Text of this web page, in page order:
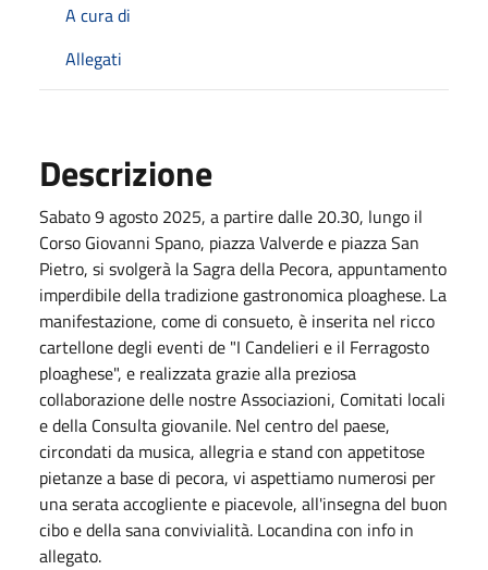
A cura di
Allegati
Descrizione
Sabato 9 agosto 2025, a partire dalle 20.30, lungo il
Corso Giovanni Spano, piazza Valverde e piazza San
Pietro, si svolgerà la Sagra della Pecora, appuntamento
imperdibile della tradizione gastronomica ploaghese. La
manifestazione, come di consueto, è inserita nel ricco
cartellone degli eventi de "I Candelieri e il Ferragosto
ploaghese", e realizzata grazie alla preziosa
collaborazione delle nostre Associazioni, Comitati locali
e della Consulta giovanile. Nel centro del paese,
circondati da musica, allegria e stand con appetitose
pietanze a base di pecora, vi aspettiamo numerosi per
una serata accogliente e piacevole, all'insegna del buon
cibo e della sana convivialità. Locandina con info in
allegato.